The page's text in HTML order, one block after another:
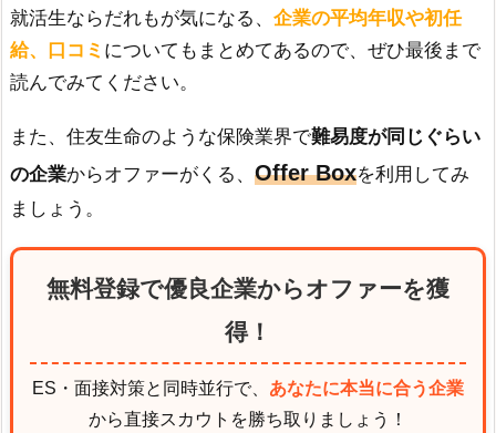
就活生ならだれもが気になる、 企業の平均年収や初任
給、口コミ についてもまとめてあるので、ぜひ最後まで
読んでみてください。
また、住友生命のような保険業界で難易度が同じぐらい
の企業からオファーがくる、 Offer Boxを利用してみ
ましょう。
無料登録で優良企業からオファーを獲
得！
ES・面接対策と同時並行で、 あなたに本当に合う企業
から直接スカウトを勝ち取りましょう！